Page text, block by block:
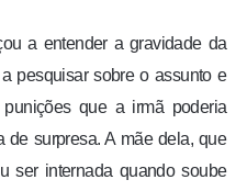
a entender a gravidade da
pesquisar sobre o assunto e
que a irmã poderia
de surpresa. A mãe dela, que
ser internada quando soube